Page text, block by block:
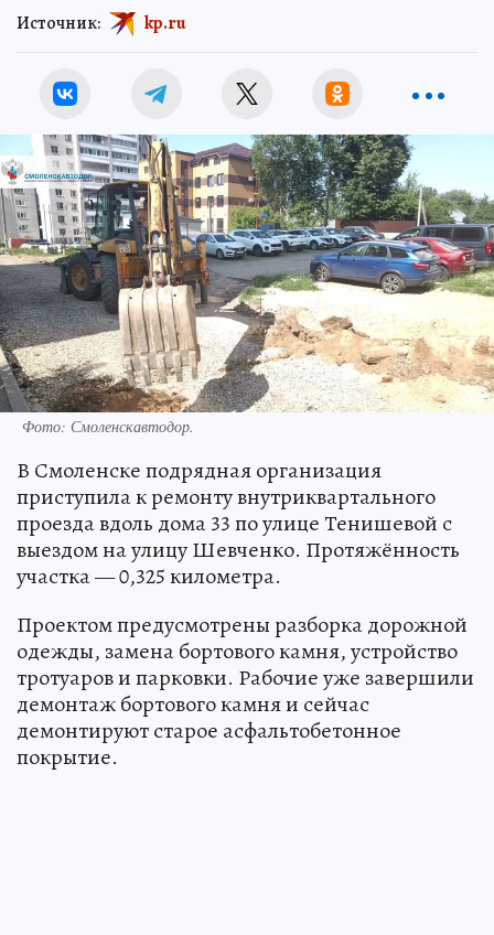
Источник: kp.ru
Фото: Смоленскавтодор.
В Смоленске подрядная организация
приступила к ремонту внутриквартального
проезда вдоль дома 33 по улице Тенишевой с
выездом на улицу Шевченко. Протяжённость
участка — 0,325 километра.
Проектом предусмотрены разборка дорожной
одежды, замена бортового камня, устройство
тротуаров и парковки. Рабочие уже завершили
демонтаж бортового камня и сейчас
демонтируют старое асфальтобетонное
покрытие.